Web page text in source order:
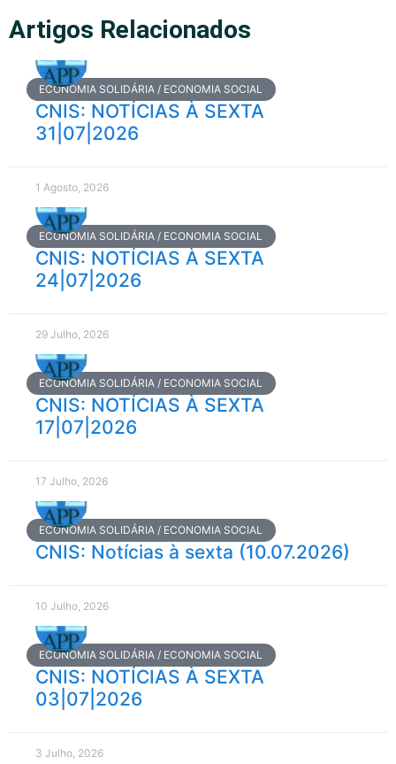
Artigos Relacionados
ECONOMIA SOLIDÁRIA / ECONOMIA SOCIAL
CNIS: NOTÍCIAS À SEXTA
31|07|2026
1 Agosto, 2026
ECONOMIA SOLIDÁRIA / ECONOMIA SOCIAL
CNIS: NOTÍCIAS À SEXTA
24|07|2026
29 Julho, 2026
ECONOMIA SOLIDÁRIA / ECONOMIA SOCIAL
CNIS: NOTÍCIAS À SEXTA
17|07|2026
17 Julho, 2026
ECONOMIA SOLIDÁRIA / ECONOMIA SOCIAL
CNIS: Notícias à sexta (10.07.2026)
10 Julho, 2026
ECONOMIA SOLIDÁRIA / ECONOMIA SOCIAL
CNIS: NOTÍCIAS À SEXTA
03|07|2026
3 Julho, 2026